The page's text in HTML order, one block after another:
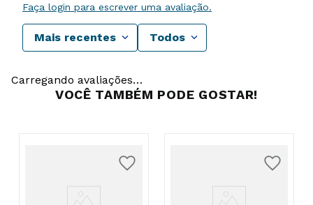
Faça login para escrever uma avaliação.
Mais recentes Todos
Carregando avaliações…
VOCÊ TAMBÉM PODE GOSTAR!